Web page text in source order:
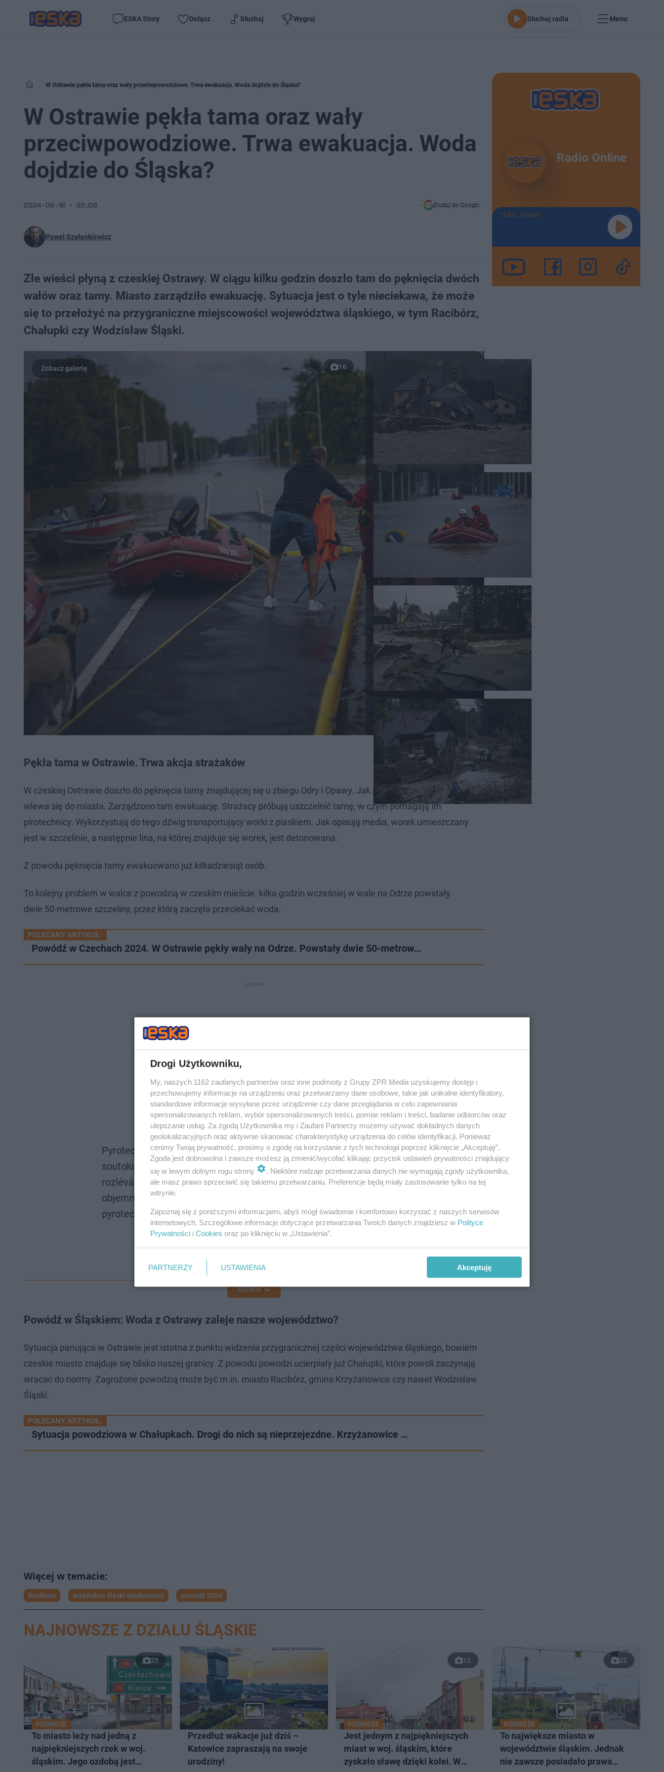
ESKA Story Dołącz Słuchaj Wygraj Słuchaj radia Menu
W Ostrawie pękła tama oraz wały przeciwpowodziowe. Trwa ewakuacja. Woda dojdzie do Śląska?
W Ostrawie pękła tama oraz wały
przeciwpowodziowe. Trwa ewakuacja. Woda
dojdzie do Śląska?
Paweł Szałankiewicz
2024-09-16 23:09 Dodaj do Google
Złe wieści płyną z czeskiej Ostrawy. W ciągu kilku godzin doszło tam do pęknięcia dwóch
wałów oraz tamy. Miasto zarządziło ewakuację. Sytuacja jest o tyle nieciekawa, że może
się to przełożyć na przygraniczne miejscowości województwa śląskiego, w tym Racibórz,
Chałupki czy Wodzisław Śląski.
16
Pękła tama w Ostrawie. Trwa akcja strażaków
W czeskiej Ostrawie doszło do pęknięcia tamy znajdującej się u zbiegu Odry i Opawy. Jak podają czeskie media, woda
wlewa się do miasta. Zarządzono tam ewakuację. Strażacy próbują uszczelnić tamę, w czym pomagają im
pirotechnicy. Wykorzystują do tego dźwig transportujący worki z piaskiem. Jak opisują media, worek umieszczany
jest w szczelinie, a następnie lina, na której znajduje się worek, jest detonowana.
Z powodu pęknięcia tamy ewakuowano już kilkadziesiąt osób.
To kolejny problem w walce z powodzią w czeskim mieście. kilka godzin wcześniej w wale na Odrze powstały
dwie 50-metrowe szczeliny, przez którą zaczęła przeciekać woda.
POLECANY ARTYKUŁ:
Powódź w Czechach 2024. W Ostrawie pękły wały na Odrze. Powstały dwie 50-metrow…
Pyrotechnici pomáhají hasičům s utěsněním protržené hráze na
soutoku Odry a Opavy v Ostravě. Voda se tudy valí do Přívozu a
rozlévá se dál do města. Hasiči tak do průrvy pokládají jeřábem
objemné pytle s pískem – lano, na němž pytel visí, pak odpálí právě
pyrotechnik.
pic.twitter.com/8ESLvBrISX
ROZWIŃ
Powódź w Śląskiem: Woda z Ostrawy zaleje nasze województwo?
Sytuacja panująca w Ostrawie jest istotna z punktu widzenia przygranicznej części województwa śląskiego, bowiem
czeskie miasto znajduje się blisko naszej granicy. Z powodu powodzi ucierpiały już Chałupki, które powoli zaczynają
wracać do normy. Zagrożone powodzią może być m.in. miasto Racibórz, gmina Krzyżanowice czy nawet Wodzisław
Śląski.
POLECANY ARTYKUŁ:
Sytuacja powodziowa w Chałupkach. Drogi do nich są nieprzejezdne. Krzyżanowice …
Racibórz wodzisław śląski wiadomości powódź 2024
Radio Online
TERAZ GRAMY
NAJNOWSZE Z DZIAŁU ŚLĄSKIE
25
PODRÓŻE
To miasto leży nad jedną z
najpiękniejszych rzek w woj.
śląskim. Jego ozdobą jest
Przedłuż wakacje już dziś –
Katowice zapraszają na swoje
urodziny!
MATERIAŁ SPONSOROWANY
12
PODRÓŻE
Jest jednym z najpiękniejszych
miast w woj. śląskim, które
zyskało sławę dzięki kolei. W
22
PODRÓŻE
To największe miasto w
województwie śląskim. Jednak
nie zawsze posiadało prawa
Drogi Użytkowniku,
My, naszych 1162 zaufanych partnerów oraz inne podmioty z Grupy ZPR Media uzyskujemy dostęp i
przechowujemy informacje na urządzeniu oraz przetwarzamy dane osobowe, takie jak unikalne identyfikatory,
standardowe informacje wysyłane przez urządzenie czy dane przeglądania w celu zapewniania
spersonalizowanych reklam, wybór spersonalizowanych treści, pomiar reklam i treści, badanie odbiorców oraz
ulepszanie usług. Za zgodą Użytkownika my i Zaufani Partnerzy możemy używać dokładnych danych
geolokalizacyjnych oraz aktywnie skanować charakterystykę urządzenia do celów identyfikacji. Ponieważ
cenimy Twoją prywatność, prosimy o zgodę na korzystanie z tych technologii poprzez kliknięcie „Akceptuję”.
Zgoda jest dobrowolna i zawsze możesz ją zmienić/wycofać klikając przycisk ustawień prywatności znajdujący
się w lewym dolnym rogu strony
. Niektóre rodzaje przetwarzania danych nie wymagają zgody użytkownika,
ale masz prawo sprzeciwić się takiemu przetwarzaniu. Preferencje będą miały zastosowanie tylko na tej
witrynie.
Zapoznaj się z poniższymi informacjami, abyś mógł świadomie i komfortowo korzystać z naszych serwisów
internetowych. Szczegółowe informacje dotyczące przetwarzania Twoich danych znajdziesz w Polityce
Prywatności i Cookies oraz po kliknięciu w „Ustawienia”.
PARTNERZY USTAWIENIA Akceptuję